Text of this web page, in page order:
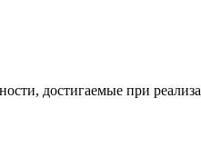
достигаемые при